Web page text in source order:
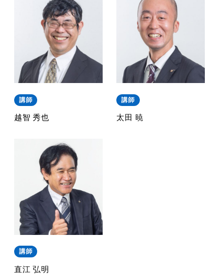
講師
越智 秀也
講師
太田 暁
講師
直江 弘明